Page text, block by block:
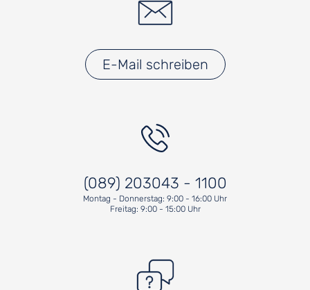
E-Mail schreiben
(089) 203043 - 1100
Montag - Donnerstag: 9:00 - 16:00 Uhr
Freitag: 9:00 - 15:00 Uhr